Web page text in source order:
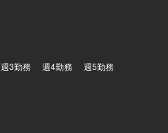
週3勤務 週4勤務 週5勤務